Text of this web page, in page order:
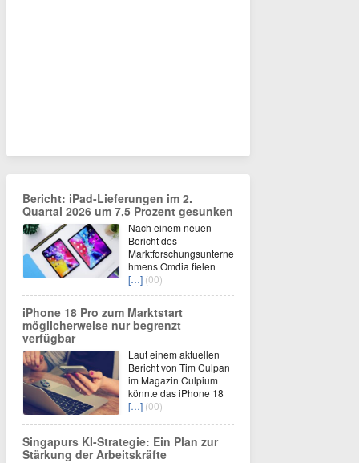
Bericht: iPad-Lieferungen im 2.
Quartal 2026 um 7,5 Prozent gesunken
Nach einem neuen
Bericht des
Marktforschungsunterne
hmens Omdia fielen
[…] (00)
iPhone 18 Pro zum Marktstart
möglicherweise nur begrenzt
verfügbar
Laut einem aktuellen
Bericht von Tim Culpan
im Magazin Culpium
könnte das iPhone 18
[…] (00)
Singapurs KI-Strategie: Ein Plan zur
Stärkung der Arbeitskräfte